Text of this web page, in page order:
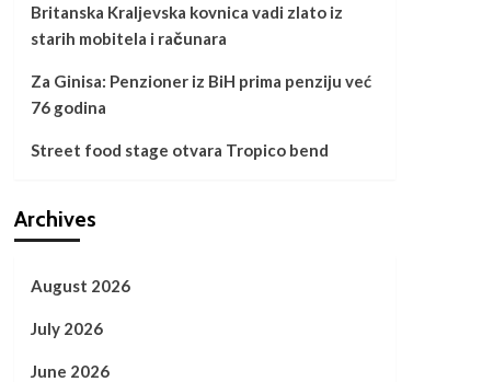
Britanska Kraljevska kovnica vadi zlato iz
starih mobitela i računara
Za Ginisa: Penzioner iz BiH prima penziju već
76 godina
Street food stage otvara Tropico bend
Archives
August 2026
July 2026
June 2026